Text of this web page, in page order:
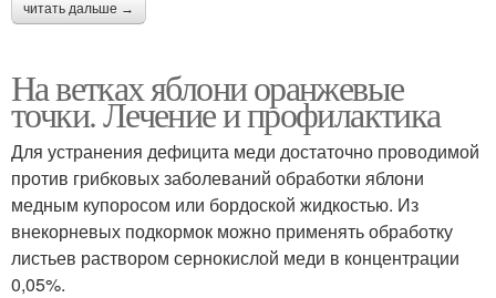
читать дальше →
На ветках яблони оранжевые
точки. Лечение и профилактика
Для устранения дефицита меди достаточно проводимой
против грибковых заболеваний обработки яблони
медным купоросом или бордоской жидкостью. Из
внекорневых подкормок можно применять обработку
листьев раствором сернокислой меди в концентрации
0,05%.